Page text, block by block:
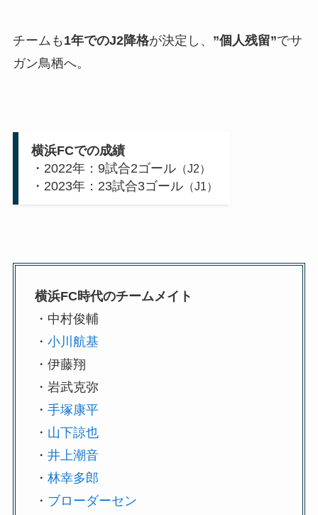
チームも 1年でのJ2降格が決定し、 ”個人残留”でサ
ガン鳥栖へ。
横浜FCでの成績
・2022年：9試合2ゴール（J2）
・2023年：23試合3ゴール（J1）
横浜FC時代のチームメイト
・中村俊輔
・ 小川航基
・伊藤翔
・岩武克弥
・ 手塚康平
・ 山下諒也
・ 井上潮音
・ 林幸多郎
・ ブローダーセン